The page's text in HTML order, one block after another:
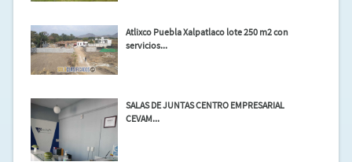
Atlixco Puebla Xalpatlaco lote 250 m2 con
servicios...
SALAS DE JUNTAS CENTRO EMPRESARIAL
CEVAM...